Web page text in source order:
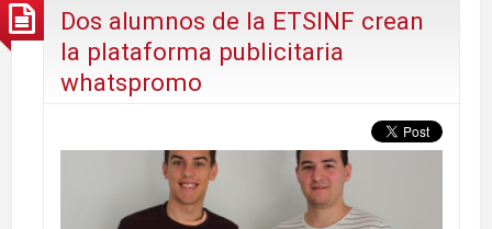
Dos alumnos de la ETSINF crean
la plataforma publicitaria
whatspromo